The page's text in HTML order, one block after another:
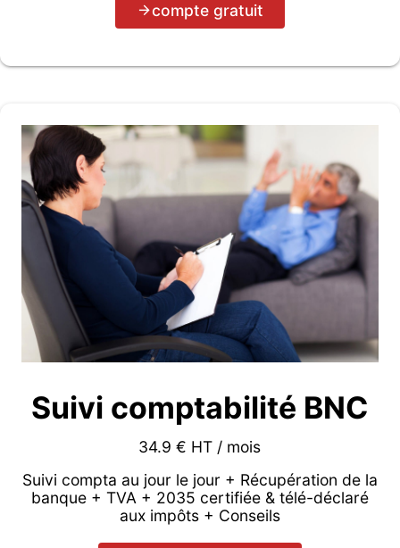
compte gratuit
Suivi comptabilité BNC
34.9 € HT / mois
Suivi compta au jour le jour + Récupération de la
banque + TVA + 2035 certifiée & télé-déclaré
aux impôts + Conseils